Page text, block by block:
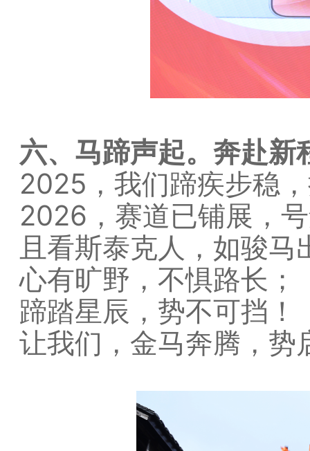
六、马蹄声起。奔赴新
2025，我们蹄疾步稳
2026，赛道已铺展，
且看斯泰克人，如骏马
心有旷野，不惧路长；
蹄踏星辰，势不可挡！
让我们，金马奔腾，势